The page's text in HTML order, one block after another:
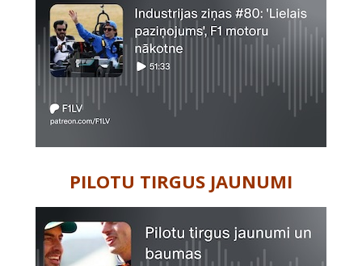
PILOTU TIRGUS JAUNUMI